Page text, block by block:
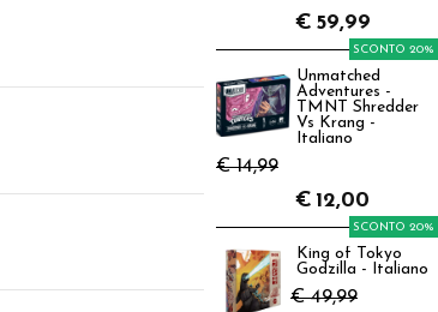
€ 59,99
Unmatched
Adventures -
TMNT Shredder
Vs Krang -
Italiano
€ 14,99
SCONTO 20%
€ 12,00
King of Tokyo
Godzilla - Italiano
€ 49,99
SCONTO 20%